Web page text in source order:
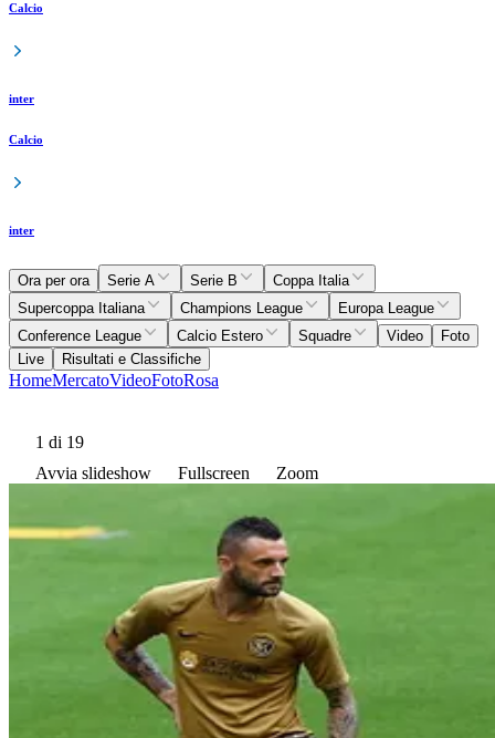
Calcio
inter
Calcio
inter
Ora per ora Serie A Serie B
Coppa Italia
Supercoppa Italiana
Champions League
Europa League
Conference League
Calcio Estero Squadre Video
Foto
Live
Risultati e Classifiche
HomeMercatoVideoFotoRosa
1 di 19
Avvia slideshow
Fullscreen Zoom